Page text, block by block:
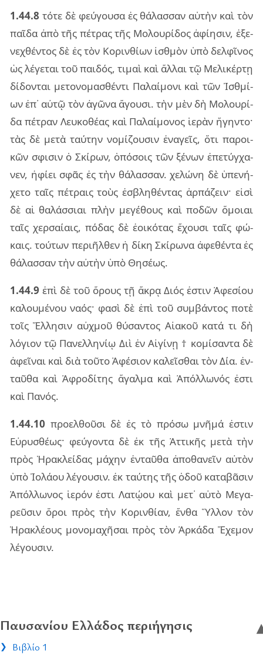
1.44.8 τότε δὲ φεύ­γου­σα ἐς θά­λασ­σαν αὑ­τὴν καὶ τὸν
παῖ­δα ἀπὸ τῆς πέ­τρας τῆς Μολου­ρί­δος ἀφί­η­σιν, ἐξε­
νε­χθέν­τος δὲ ἐς τὸν Κοριν­θί­ων ἰσθμὸν ὑπὸ δελ­φῖ­νος
ὡς λέ­γε­ται τοῦ παι­δός, τι­μαὶ καὶ ἄλ­λαι τῷ Μελι­κέρ­τῃ
δί­δον­ται με­το­νο­μα­σθέν­τι Παλαί­μο­νι καὶ τῶν Ἰσθμί­
ων ἐπ᾽ αὐτῷ τὸν ἀγῶ­να ἄγου­σι. τὴν μὲν δὴ Μολου­ρί­
δα πέ­τραν Λευ­κο­θέ­ας καὶ Παλαί­μο­νος ἱε­ρὰν ἥγην­το·
τὰς δὲ μετὰ ταύ­την νο­μί­ζου­σιν ἐνα­γεῖς, ὅτι πα­ροι­
κῶν σφι­σιν ὁ Σκί­ρων, ὁπό­σοις τῶν ξέ­νων ἐπε­τύγ­χα­
νεν, ἠφί­ει σφᾶς ἐς τὴν θά­λασ­σαν. χε­λώ­νη δὲ ὑπε­νή­
χε­το ταῖς πέ­τραις τοὺς ἐσβλη­θέν­τας ἁρ­πά­ζειν· εἰσὶ
δὲ αἱ θα­λάσ­σιαι πλὴν με­γέ­θους καὶ πο­δῶν ὅμοιαι
ταῖς χερ­σαί­αις, πό­δας δὲ ἐοι­κό­τας ἔχου­σι ταῖς φώ­
καις. τού­των πε­ρι­ῆλ­θεν ἡ δίκη Σκί­ρω­να ἀφε­θέν­τα ἐς
θά­λασ­σαν τὴν αὐ­τὴν ὑπὸ Θησέ­ως.
1.44.9 ἐπὶ δὲ τοῦ ὄρους τῇ ἄκρᾳ Διός ἐστιν Ἀφε­σί­ου
κα­λου­μέ­νου ναός· φασὶ δὲ ἐπὶ τοῦ συμ­βάν­τος ποτὲ
τοῖς Ἕλλη­σιν αὐχ­μοῦ θύ­σαν­τος Αἰα­κοῦ κατά τι δὴ
λό­γιον τῷ Πανελ­λη­νίῳ Διὶ ἐν Αἰγί­νῃ † κο­μί­σαν­τα δὲ
ἀφεῖ­ναι καὶ διὰ τοῦ­το Ἀφέ­σιον κα­λεῖ­σθαι τὸν Δία. ἐν­
ταῦ­θα καὶ Ἀφρο­δί­της ἄγαλ­μα καὶ Ἀπόλ­λω­νός ἐστι
καὶ Πανός.
1.44.10 προ­ελ­θοῦ­σι δὲ ἐς τὸ πρό­σω μνῆ­μά ἐστιν
Εὐρυ­σθέ­ως· φεύ­γον­τα δὲ ἐκ τῆς Ἀττι­κῆς μετὰ τὴν
πρὸς Ἡρα­κλεί­δας μά­χην ἐν­ταῦ­θα ἀπο­θα­νεῖν αὐ­τὸν
ὑπὸ Ἰολά­ου λέ­γου­σιν. ἐκ ταύ­της τῆς ὁδοῦ κα­τα­βᾶ­σιν
Ἀπόλ­λω­νος ἱε­ρόν ἐστι Λατῴ­ου καὶ μετ᾽ αὐτὸ Μεγα­
ρεῦ­σιν ὅροι πρὸς τὴν Κοριν­θί­αν, ἔνθα Ὕλλον τὸν
Ἡρα­κλέ­ους μο­νο­μα­χῆ­σαι πρὸς τὸν Ἀρκά­δα Ἔχε­μον
λέ­γου­σιν.
Παυσανίου Ελλάδος περιήγησις
Βιβλίο 1